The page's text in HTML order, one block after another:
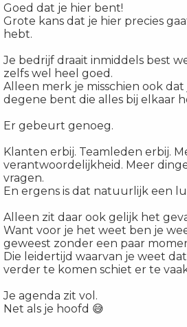
Goed dat je hier bent!
Grote kans dat je hier precies
hebt.
Je bedrijf draait inmiddels best
zelfs wel heel goed.
Alleen merk je misschien ook dat
degene bent die alles bij elkaar
Er gebeurt genoeg.
Klanten erbij. Teamleden erbij.
verantwoordelijkheid. Meer
vragen.
En ergens is dat natuurlijk een
Alleen zit daar ook gelijk het
Want voor je het weet ben je
geweest zonder een paar
Die leidertijd waarvan je weet
verder te komen schiet er te
Je agenda zit vol.
Net als je hoofd 😅